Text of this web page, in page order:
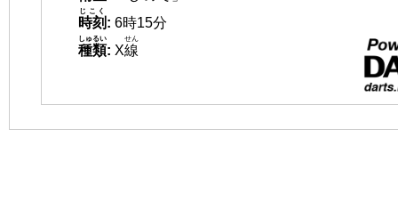
時刻
じこく
: 6時15分
種類
しゅるい
: X線
せん